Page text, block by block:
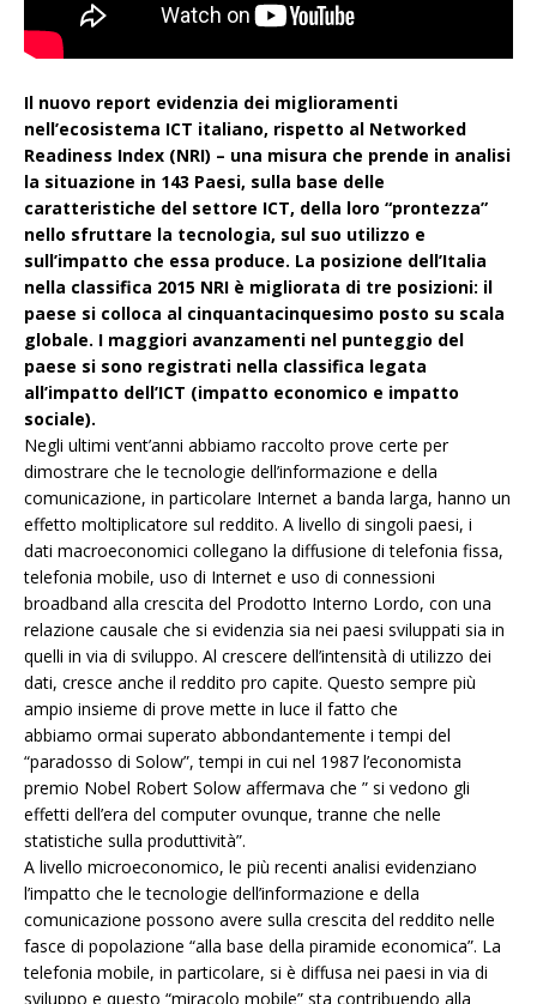
Il nuovo report evidenzia dei miglioramenti
nell’ecosistema ICT italiano, rispetto al Networked
Readiness Index (NRI) – una misura che prende in analisi
la situazione in 143 Paesi, sulla base delle
caratteristiche del settore ICT, della loro “prontezza”
nello sfruttare la tecnologia, sul suo utilizzo e
sull’impatto che essa produce. La posizione dell’Italia
nella classifica 2015 NRI è migliorata di tre posizioni: il
paese si colloca al cinquantacinquesimo posto su scala
globale. I maggiori avanzamenti nel punteggio del
paese si sono registrati nella classifica legata
all’impatto dell’ICT (impatto economico e impatto
sociale).
Negli ultimi vent’anni abbiamo raccolto prove certe per
dimostrare che le tecnologie dell’informazione e della
comunicazione, in particolare Internet a banda larga, hanno un
effetto moltiplicatore sul reddito. A livello di singoli paesi, i
dati macroeconomici collegano la diffusione di telefonia fissa,
telefonia mobile, uso di Internet e uso di connessioni
broadband alla crescita del Prodotto Interno Lordo, con una
relazione causale che si evidenzia sia nei paesi sviluppati sia in
quelli in via di sviluppo. Al crescere dell’intensità di utilizzo dei
dati, cresce anche il reddito pro capite. Questo sempre più
ampio insieme di prove mette in luce il fatto che
abbiamo ormai superato abbondantemente i tempi del
“paradosso di Solow”, tempi in cui nel 1987 l’economista
premio Nobel Robert Solow affermava che ” si vedono gli
effetti dell’era del computer ovunque, tranne che nelle
statistiche sulla produttività”.
A livello microeconomico, le più recenti analisi evidenziano
l’impatto che le tecnologie dell’informazione e della
comunicazione possono avere sulla crescita del reddito nelle
fasce di popolazione “alla base della piramide economica”. La
telefonia mobile, in particolare, si è diffusa nei paesi in via di
sviluppo e questo “miracolo mobile” sta contribuendo alla